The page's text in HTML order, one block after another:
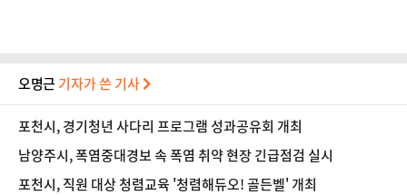
오명근 기자가 쓴 기사
포천시, 경기청년 사다리 프로그램 성과공유회 개최
남양주시, 폭염중대경보 속 폭염 취약 현장 긴급점검 실시
포천시, 직원 대상 청렴교육 '청렴해듀오! 골든벨' 개최